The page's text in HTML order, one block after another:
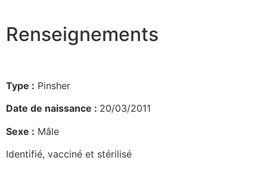
Renseignements
Type : Pinsher
Date de naissance : 20/03/2011
Sexe : Mâle
Identifié, vacciné et stérilisé